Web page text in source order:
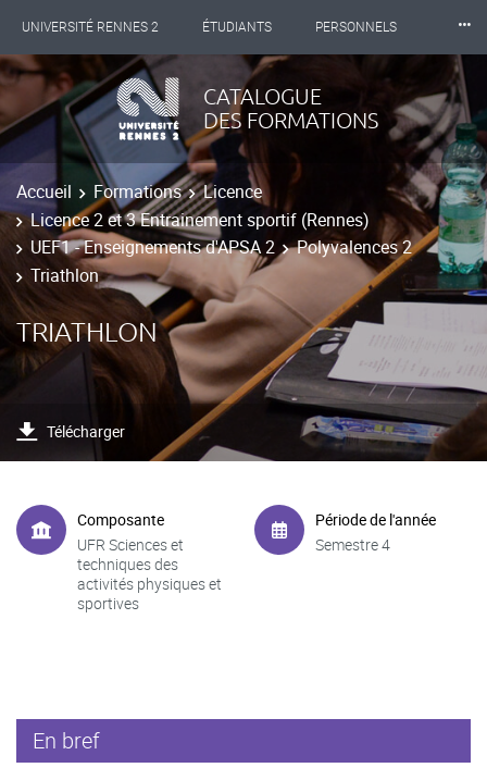
UNIVERSITÉ RENNES 2 ÉTUDIANTS PERSONNELS
INTERNATIONAL PROFESSIONNELS BIBLIOTHÈQUES
LES NOUVELLES DE RENNES 2
⸱⸱⸱
CATALOGUE
DES FORMATIONS
Accueil Formations
Licence
Licence 2 et 3 Entrainement sportif (Rennes)
UEF1 - Enseignements d'APSA 2
Polyvalences 2
Triathlon
TRIATHLON
Télécharger
Composante
UFR Sciences et
techniques des
activités physiques et
sportives
Période de l'année
Semestre 4
En bref